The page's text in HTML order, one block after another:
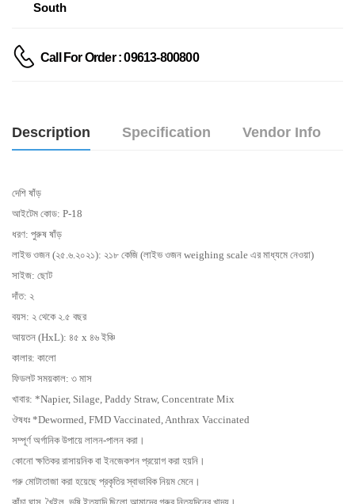
South
Call For Order : 09613-800800
Description Specification Vendor Info
দেশি ষাঁড়
আইটেম কোড: P-18
ধরণ: পুরুষ ষাঁড়
লাইভ ওজন (২৫.৬.২০২১): ২১৮ কেজি (লাইভ ওজন weighing scale এর মাধ্যমে নেওয়া)
সাইজ: ছোট
দাঁত: ২
বয়স: ২ থেকে ২.৫ বছর
আয়তন (HxL): ৪৫ x ৪৬ ইঞ্চি
কালার: কালো
ফিডলট সময়কাল: ৩ মাস
খাবার: *Napier, Silage, Paddy Straw, Concentrate Mix
ঔষধঃ *Dewormed, FMD Vaccinated, Anthrax Vaccinated
সম্পূর্ণ অর্গানিক উপায়ে লালন-পালন করা।
কোনো ক্ষতিকর রাসায়নিক বা ইনজেকশন প্রয়োগ করা হয়নি।
গরু মোটাতাজা করা হয়েছে প্রকৃতির স্বাভাবিক নিয়ম মেনে।